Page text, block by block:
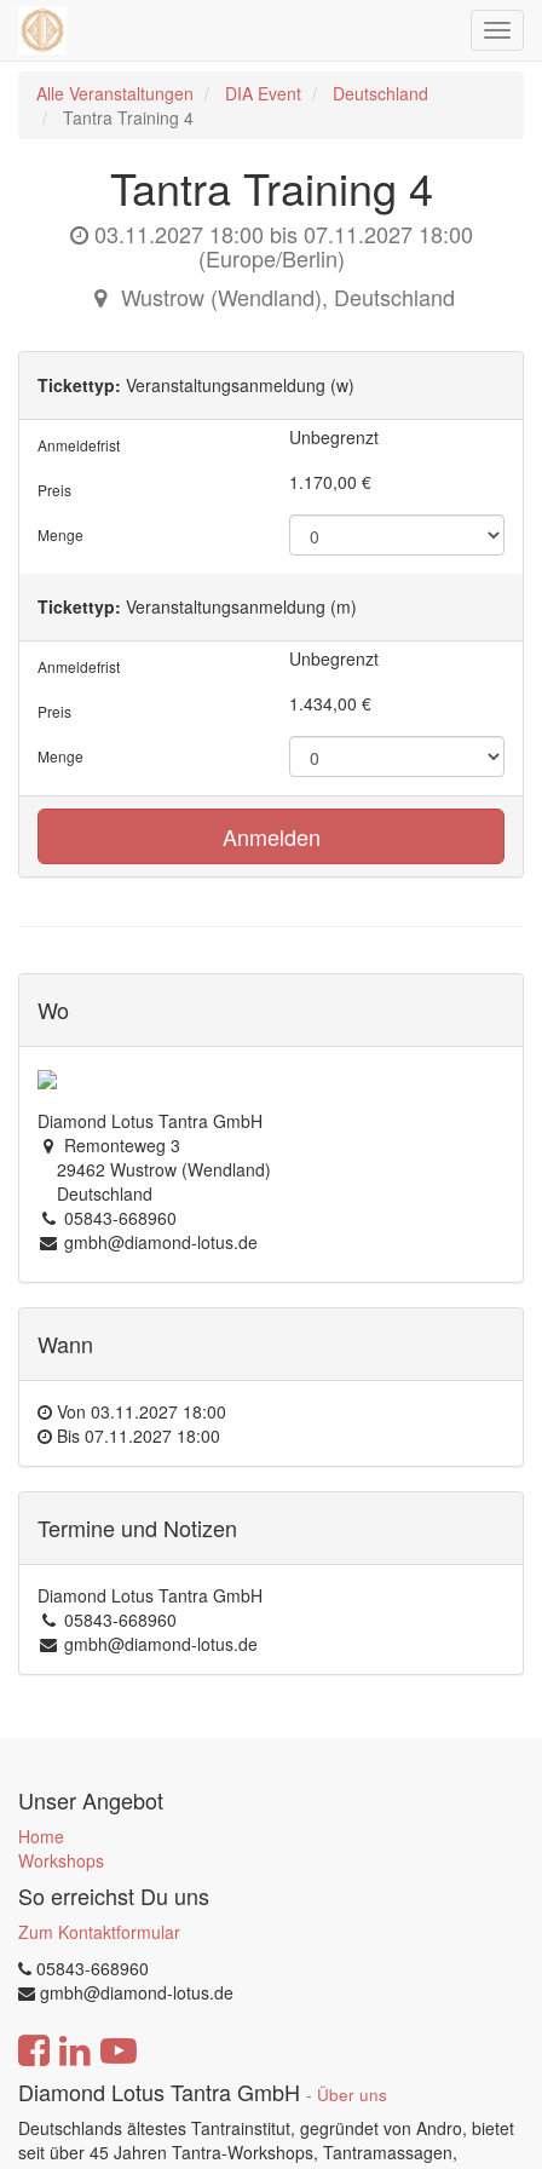
ein-/
Alle Veranstaltungen
DIA Event
Deutschland
Tantra Training 4
Tantra Training 4
03.11.2027 18:00 bis 07.11.2027 18:00
(Europe/Berlin)
Wustrow (Wendland), Deutschland
Tickettyp: Veranstaltungsanmeldung (w)
Anmeldefrist Unbegrenzt
Preis 1.170,00 €
Menge
Tickettyp: Veranstaltungsanmeldung (m)
Anmeldefrist Unbegrenzt
Preis 1.434,00 €
Menge
Anmelden
Wo
Diamond Lotus Tantra GmbH
Remonteweg 3
29462 Wustrow (Wendland)
Deutschland
05843-668960
gmbh@diamond-lotus.de
Wann
Von 03.11.2027 18:00
Bis 07.11.2027 18:00
Termine und Notizen
Diamond Lotus Tantra GmbH
05843-668960
gmbh@diamond-lotus.de
Unser Angebot
Home
Workshops
So erreichst Du uns
Zum Kontaktformular
05843-668960
gmbh@diamond-lotus.de
Diamond Lotus Tantra GmbH - Über uns
Deutschlands ältestes Tantrainstitut, gegründet von Andro, bietet
seit über 45 Jahren Tantra-Workshops, Tantramassagen,